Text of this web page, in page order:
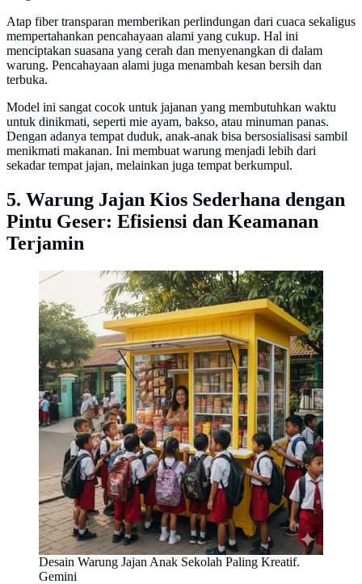
Atap fiber transparan memberikan perlindungan dari cuaca sekaligus
mempertahankan pencahayaan alami yang cukup. Hal ini
menciptakan suasana yang cerah dan menyenangkan di dalam
warung. Pencahayaan alami juga menambah kesan bersih dan
terbuka.
Model ini sangat cocok untuk jajanan yang membutuhkan waktu
untuk dinikmati, seperti mie ayam, bakso, atau minuman panas.
Dengan adanya tempat duduk, anak-anak bisa bersosialisasi sambil
menikmati makanan. Ini membuat warung menjadi lebih dari
sekadar tempat jajan, melainkan juga tempat berkumpul.
5. Warung Jajan Kios Sederhana dengan
Pintu Geser: Efisiensi dan Keamanan
Terjamin
Desain Warung Jajan Anak Sekolah Paling Kreatif.
Gemini